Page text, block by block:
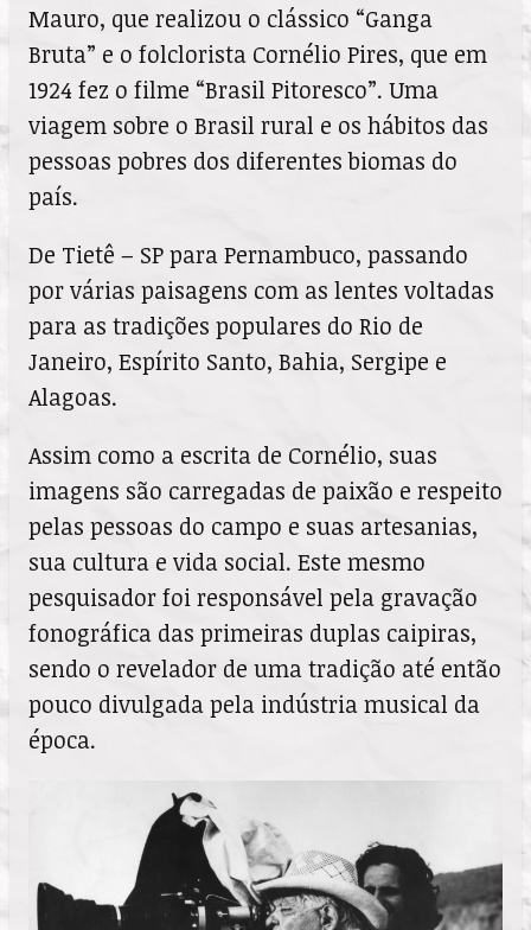
Mauro, que realizou o clássico “Ganga
Bruta” e o folclorista Cornélio Pires, que em
1924 fez o filme “Brasil Pitoresco”. Uma
viagem sobre o Brasil rural e os hábitos das
pessoas pobres dos diferentes biomas do
país.
De Tietê – SP para Pernambuco, passando
por várias paisagens com as lentes voltadas
para as tradições populares do Rio de
Janeiro, Espírito Santo, Bahia, Sergipe e
Alagoas.
Assim como a escrita de Cornélio, suas
imagens são carregadas de paixão e respeito
pelas pessoas do campo e suas artesanias,
sua cultura e vida social. Este mesmo
pesquisador foi responsável pela gravação
fonográfica das primeiras duplas caipiras,
sendo o revelador de uma tradição até então
pouco divulgada pela indústria musical da
época.